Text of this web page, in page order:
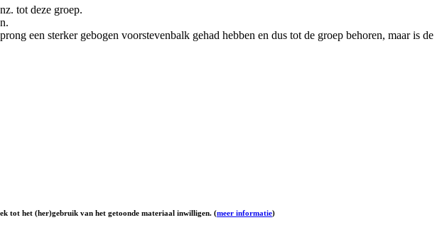
tot deze groep.
een sterker gebogen voorstevenbalk gehad hebben en dus tot de groep behoren, maar is de
tot het (her)gebruik van het getoonde materiaal inwilligen. (meer informatie)